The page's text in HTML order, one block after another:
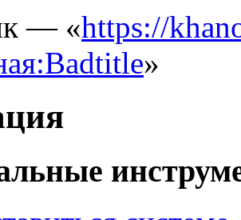
— «https://
»